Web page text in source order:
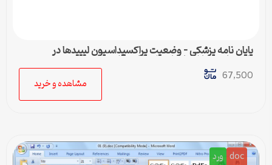
پایان نامه پزشکی – وضعیت پراکسیداسیون لیپیدها در
پلاسمای بیماران نارسایی احتقانی قلب
67,500
مشاهده و خرید
doc ورد